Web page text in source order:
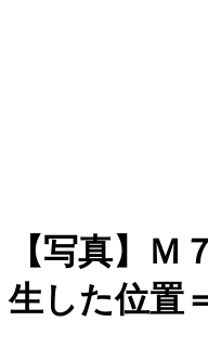
【写真】Ｍ
生した位置